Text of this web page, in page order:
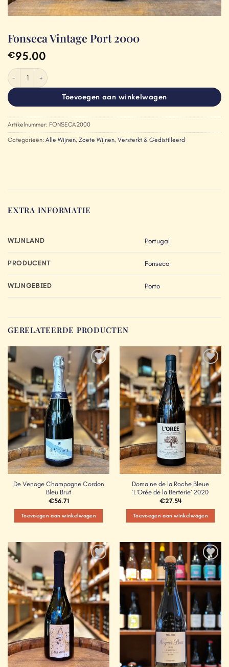
Fonseca Vintage Port 2000
€95.00
Fonseca Vintage Port 2000 aantal
Toevoegen aan winkelwagen
Artikelnummer: FONSECA2000
Categorieën: Alle Wijnen, Zoete Wijnen, Versterkt & Gedistilleerd
EXTRA INFORMATIE
WIJNLAND Portugal
PRODUCENT Fonseca
WIJNGEBIED Porto
GERELATEERDE PRODUCTEN
Add to
Wishlist
De Venoge Champagne Cordon
Bleu Brut
€56.71
Toevoegen aan winkelwagen
Add to
Wishlist
Domaine de la Roche Bleue
‘L’Orée de la Berterie’ 2020
€27.54
Toevoegen aan winkelwagen
Add to
Wishlist
Add to
Wishlist